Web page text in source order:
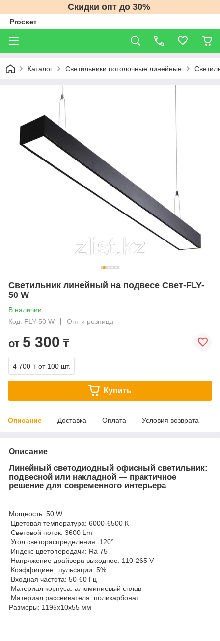
Скидки опт до 30%
Proсвет
Каталог Светильники потолочные линейные
Светильник линейный на подвесе Свет-FLY-
50 W
В наличии
Код: FLY-50 W
Опт и розница
от 5 300 ₸
4 700 ₸ от 100 шт.
Купить
Описание Доставка Оплата Условия возврата
Описание
Линейный светодиодный офисный светильник:
подвесной или накладной — практичное
решение для современного интерьера
Мощность: 50 W
Цветовая температура: 6000-6500 К
Световой поток: 3600 Lm
Угол светораспределения: 120°
Индекс цветопередачи: Ra 75
Напряжение драйвера выходное: 110-265 V
Коэффициент пульсации: 5%
Входная частота: 50-60 Гц
Материал корпуса: алюминиевый сплав
Материал рассеивателя: поликарбонат
Размеры: 1195х10х55 мм